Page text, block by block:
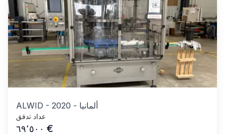
ALWID - 2020 - ألمانيا
عداد تدفق
٦٩٬٥٠٠ €